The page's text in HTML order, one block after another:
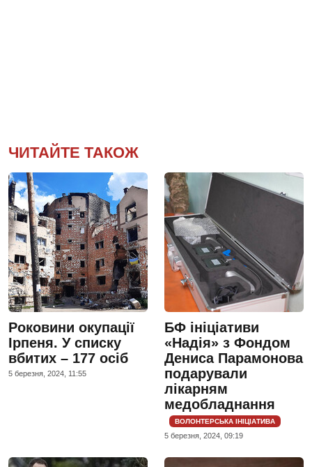
ЧИТАЙТЕ ТАКОЖ
Роковини окупації
Ірпеня. У списку
вбитих – 177 осіб
5 березня, 2024, 11:55
БФ ініціативи
«Надія» з Фондом
Дениса Парамонова
подарували
лікарням
медобладнання
ВОЛОНТЕРСЬКА ІНІЦІАТИВА
5 березня, 2024, 09:19